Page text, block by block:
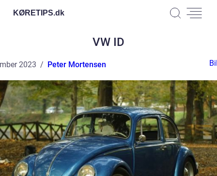
KØRETIPS.dk
VW ID
2023 Peter Mortensen